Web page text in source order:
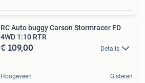
RC Auto buggy Carson Stormracer FD
4WD 1:10 RTR
€ 109,00 Details
Hoogeveen Gisteren